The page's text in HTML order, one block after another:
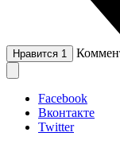
Нравится 1
Facebook
Вконтакте
Twitter